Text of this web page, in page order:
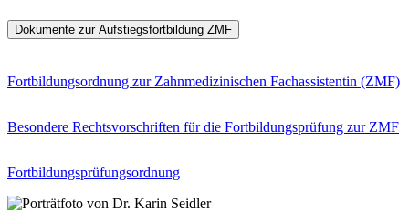
Dokumente zur Aufstiegsfortbildung ZMF
Fortbildungsordnung zur Zahnmedizinischen Fachassistentin (ZMF)
Besondere Rechtsvorschriften für die Fortbildungsprüfung zur ZMF
Fortbildungsprüfungsordnung